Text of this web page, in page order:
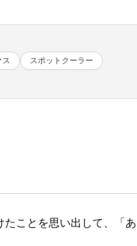
ス スポットクーラー
ことを思い出して、「あ